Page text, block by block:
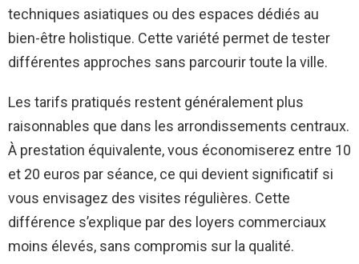
techniques asiatiques ou des espaces dédiés au
bien-être holistique. Cette variété permet de tester
différentes approches sans parcourir toute la ville.
Les tarifs pratiqués restent généralement plus
raisonnables que dans les arrondissements centraux.
À prestation équivalente, vous économiserez entre 10
et 20 euros par séance, ce qui devient significatif si
vous envisagez des visites régulières. Cette
différence s’explique par des loyers commerciaux
moins élevés, sans compromis sur la qualité.